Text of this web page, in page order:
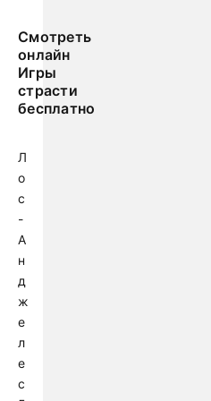
Смотреть
онлайн
Игры
страсти
бесплатно
Л
о
с
-
А
н
д
ж
е
л
е
с